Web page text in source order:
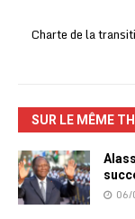
Charte de la
SUR LE MÊME